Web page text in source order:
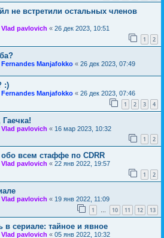
не встретили остальных членов
Vlad pavlovich « 26 дек 2023, 10:51
1 2
Fernandes Manjafokko « 26 дек 2023, 07:49
:)
Fernandes Manjafokko « 26 дек 2023, 07:46
1 2 3 4
Vlad pavlovich « 16 мар 2023, 10:32
1 2
всем стаффе по CDRR
Vlad pavlovich « 22 янв 2022, 19:57
1 2
Vlad pavlovich « 19 янв 2022, 11:09
1 … 10 11 12 13
сериале: тайное и явное
Vlad pavlovich « 05 янв 2022, 10:32